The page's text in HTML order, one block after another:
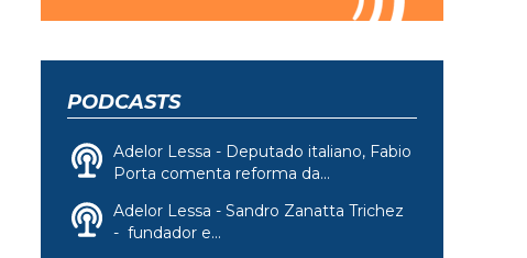
PODCASTS
Adelor Lessa - Deputado italiano, Fabio
Porta comenta reforma da...
Adelor Lessa - Sandro Zanatta Trichez
- fundador e...